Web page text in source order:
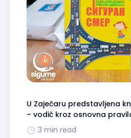
U Zaječaru predstavljena
– vodič kroz osnovna
3 min read